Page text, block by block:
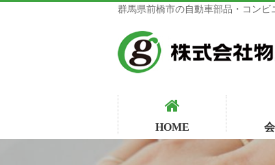
群馬県前橋市の自動車部品・コン
HOME